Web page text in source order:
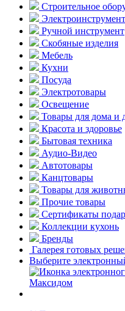
Строительное
Электроинструмент
Ручной инструмент
Скобяные изделия
Мебель
Кухни
Посуда
Электротовары
Освещение
Товары для дома и
Красота и здоровье
Бытовая техника
Аудио-Видео
Автотовары
Канцтовары
Товары для
Прочие товары
Сертификаты
Коллекции кухонь
Бренды
Галерея готовых
Выберите